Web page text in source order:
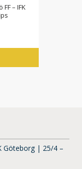
– IFK
Göteborg | 25/4 –